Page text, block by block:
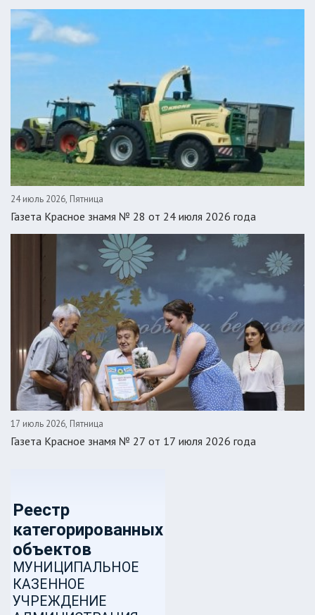
24 июль 2026, Пятница
Газета Красное знамя № 28 от 24 июля 2026 года
17 июль 2026, Пятница
Газета Красное знамя № 27 от 17 июля 2026 года